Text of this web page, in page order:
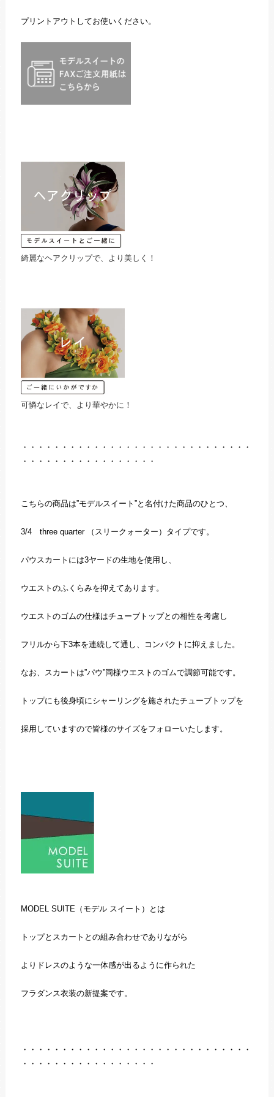
プリントアウトしてお使いください。
綺麗なヘアクリップで、より美しく！
可憐なレイで、より華やかに！
・・・・・・・・・・・・・・・・・・・・・・・・・・・・・
・・・・・・・・・・・・・・・・・
こちらの商品は”モデルスイート”と名付けた商品のひとつ、
3/4 three quarter （スリークォーター）タイプです。
パウスカートには3ヤードの生地を使用し、
ウエストのふくらみを抑えてあります。
ウエストのゴムの仕様はチューブトップとの相性を考慮し
フリルから下3本を連続して通し、コンパクトに抑えました。
なお、スカートは”パウ”同様ウエストのゴムで調節可能です。
トップにも後身頃にシャーリングを施されたチューブトップを
採用していますので皆様のサイズをフォローいたします。
MODEL SUITE（モデル スイート）とは
トップとスカートとの組み合わせでありながら
よりドレスのような一体感が出るように作られた
フラダンス衣装の新提案です。
・・・・・・・・・・・・・・・・・・・・・・・・・・・・・
・・・・・・・・・・・・・・・・・